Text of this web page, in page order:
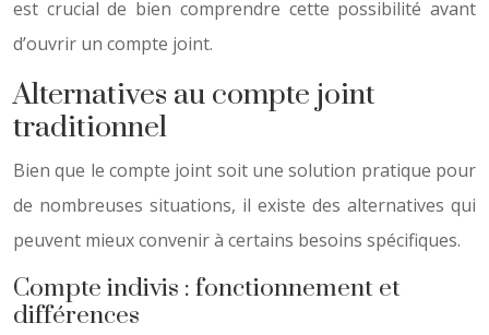
est crucial de bien comprendre cette possibilité avant
d’ouvrir un compte joint.
Alternatives au compte joint
traditionnel
Bien que le compte joint soit une solution pratique pour
de nombreuses situations, il existe des alternatives qui
peuvent mieux convenir à certains besoins spécifiques.
Compte indivis : fonctionnement et
différences